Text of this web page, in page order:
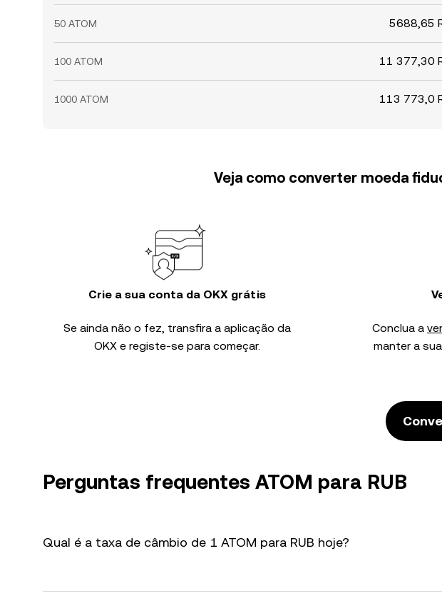
50 ATOM 5688,65
100 ATOM 11 377,30
1000 ATOM 113 773,0
Veja como converter moeda
Crie a sua conta da OKX grátis
Se ainda não o fez, transfira a aplicação da
OKX e registe-se para começar.
Conclua a
manter a
Perguntas frequentes ATOM para RUB
Qual é a taxa de câmbio de 1 ATOM para RUB hoje?